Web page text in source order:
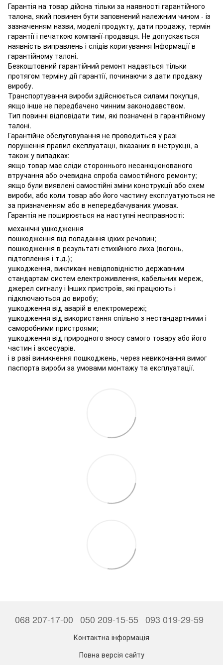
Гарантія на товар дійсна тільки за наявності гарантійного
талона, який повинен бути заповнений належним чином - із
зазначенням назви, моделі продукту, дати продажу, термін
гарантії і печаткою компанії-продавця. Не допускається
наявність виправлень і слідів коригування Інформації в
гарантійному талоні.
Безкоштовний гарантійний ремонт надається тільки
протягом терміну дії гарантії, починаючи з дати продажу
виробу.
Транспортування вироби здійснюється силами покупця,
якщо інше не передбачено чинним законодавством.
Тип повинні відповідати тим, які позначені в гарантійному
талоні.
Гарантійне обслуговування не проводиться у разі
порушення правил експлуатації, вказаних в інструкції, а
також у випадках:
якщо товар має сліди стороннього несанкціонованого
втручання або очевидна спроба самостійного ремонту;
якщо були виявлені самостійні зміни конструкції або схем
вироби, або коли товар або його частину експлуатуються не
за призначенням або в непередбачуваних умовах.
Гарантія не поширюється на наступні несправності:
механічні ушкодження
пошкодження від попадання їдких речовин;
пошкодження в результаті стихійного лиха (вогонь,
підтоплення і т.д.);
ушкодження, викликані невідповідністю державним
стандартам систем електроживлення, кабельних мереж,
джерел сигналу і Інших пристроїв, які працюють і
підключаються до виробу;
ушкодження від аварій в електромережі;
ушкодження від використання спільно з нестандартними і
саморобними пристроями;
ушкодження від природного зносу самого товару або його
частин і аксесуарів.
і в разі виникнення пошкоджень, через невиконання вимог
паспорта вироби за умовами монтажу та експлуатації.
068 207-17-00 050 209-15-55 093 019-29-59
Контактна інформація
Повна версія сайту